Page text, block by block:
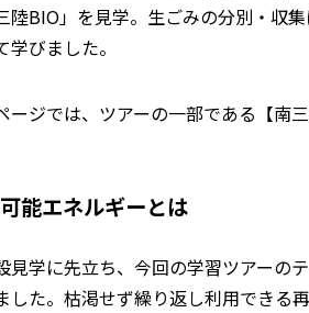
陸BIO」を見学。生ごみの分別・収
学びました。
ージでは、ツアーの一部である【南
能エネルギーとは
見学に先立ち、今回の学習ツアーの
した。枯渇せず繰り返し利用できる